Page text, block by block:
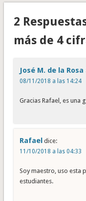
2
más de 4
José M. de la Rosa
08/11/2018 a las 14:24
Gracias Rafael, es una
Rafael dice:
11/10/2018 a las 04:33
Soy maestro, uso esta
estudiantes.